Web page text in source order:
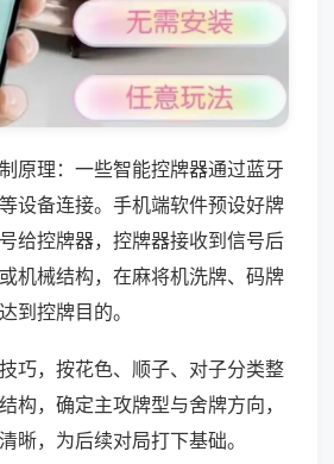
原理：一些智能控牌器通过蓝牙
设备连接。手机端软件预设好牌
给控牌器，控牌器接收到信号后
机械结构，在麻将机洗牌、码牌
到控牌目的。
巧，按花色、顺子、对子分类整
构，确定主攻牌型与舍牌方向，
晰，为后续对局打下基础。